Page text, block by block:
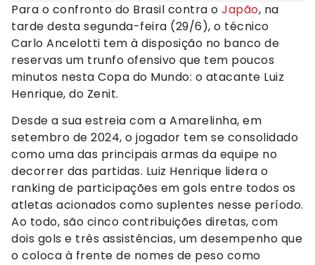
Para o confronto do Brasil contra o Japão, na
tarde desta segunda-feira (29/6), o técnico
Carlo Ancelotti tem à disposição no banco de
reservas um trunfo ofensivo que tem poucos
minutos nesta Copa do Mundo: o atacante Luiz
Henrique, do Zenit.
Desde a sua estreia com a Amarelinha, em
setembro de 2024, o jogador tem se consolidado
como uma das principais armas da equipe no
decorrer das partidas. Luiz Henrique lidera o
ranking de participações em gols entre todos os
atletas acionados como suplentes nesse período.
Ao todo, são cinco contribuições diretas, com
dois gols e três assistências, um desempenho que
o coloca à frente de nomes de peso como